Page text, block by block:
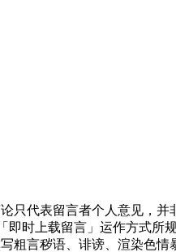
只代表留言者个人意见，并
时上载留言」运作方式所
粗言秽语、诽谤、渲染色情